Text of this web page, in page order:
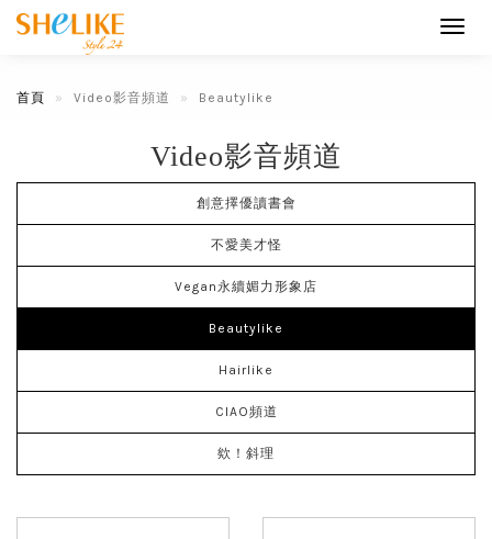
首頁 Video影音頻道 Beautylike
Video影音頻道
創意擇優讀書會
不愛美才怪
Vegan永續媚力形象店
Beautylike
Hairlike
CIAO頻道
欸！斜理